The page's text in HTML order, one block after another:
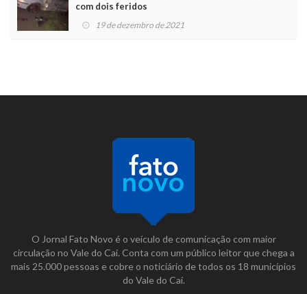
com dois feridos
19 de dezembro de 2021
O Jornal Fato Novo é o veículo de comunicação com maior
circulação no Vale do Caí. Conta com um público leitor que chega a
mais 25.000 pessoas e cobre o noticiário de todos os 18 municípios
do Vale do Caí.